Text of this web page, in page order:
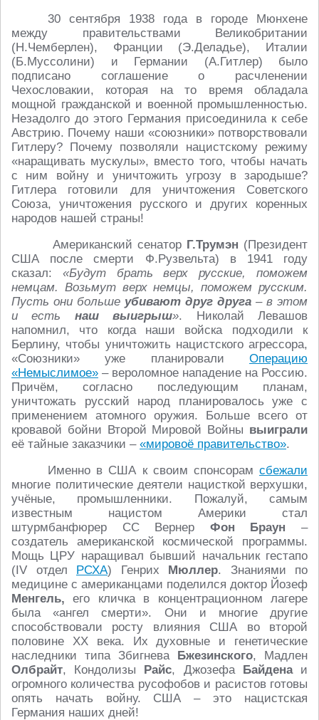
30 сентября 1938 года в городе Мюнхене
между правительствами Великобритании
(Н.Чемберлен), Франции (Э.Деладье), Италии
(Б.Муссолини) и Германии (А.Гитлер) было
подписано соглашение о расчленении
Чехословакии, которая на то время обладала
мощной гражданской и военной промышленностью.
Незадолго до этого Германия присоединила к себе
Австрию. Почему наши «союзники» потворствовали
Гитлеру? Почему позволяли нацистскому режиму
«наращивать мускулы», вместо того, чтобы начать
с ним войну и уничтожить угрозу в зародыше?
Гитлера готовили для уничтожения Советского
Союза, уничтожения русского и других коренных
народов нашей страны!
Американский сенатор Г.Трумэн (Президент
США после смерти Ф.Рузвельта) в 1941 году
сказал: «Будут брать верх русские, поможем
немцам. Возьмут верх немцы, поможем русским.
Пусть они больше убивают друг друга – в этом
и есть наш выигрыш». Николай Левашов
напомнил, что когда наши войска подходили к
Берлину, чтобы уничтожить нацистского агрессора,
«Союзники» уже планировали Операцию
«Немыслимое» – вероломное нападение на Россию.
Причём, согласно последующим планам,
уничтожать русский народ планировалось уже с
применением атомного оружия. Больше всего от
кровавой бойни Второй Мировой Войны выиграли
её тайные заказчики – «мировоё правительство».
Именно в США к своим спонсорам сбежали
многие политические деятели нацисткой верхушки,
учёные, промышленники. Пожалуй, самым
известным нацистом Америки стал
штурмбанфюрер СС Вернер Фон Браун –
создатель американской космической программы.
Мощь ЦРУ наращивал бывший начальник гестапо
(IV отдел РСХА) Генрих Мюллер. Знаниями по
медицине с американцами поделился доктор Йозеф
Менгель,его кличка в концентрационном лагере
была «ангел смерти». Они и многие другие
способствовали росту влияния США во второй
половине ХХ века. Их духовные и генетические
наследники типа Збигнева Бжезинского, Мадлен
Олбрайт, Кондолизы Райс, Джозефа Байденаи
огромного количества русофобов и расистов готовы
опять начать войну. США – это нацистская
Германия наших дней!